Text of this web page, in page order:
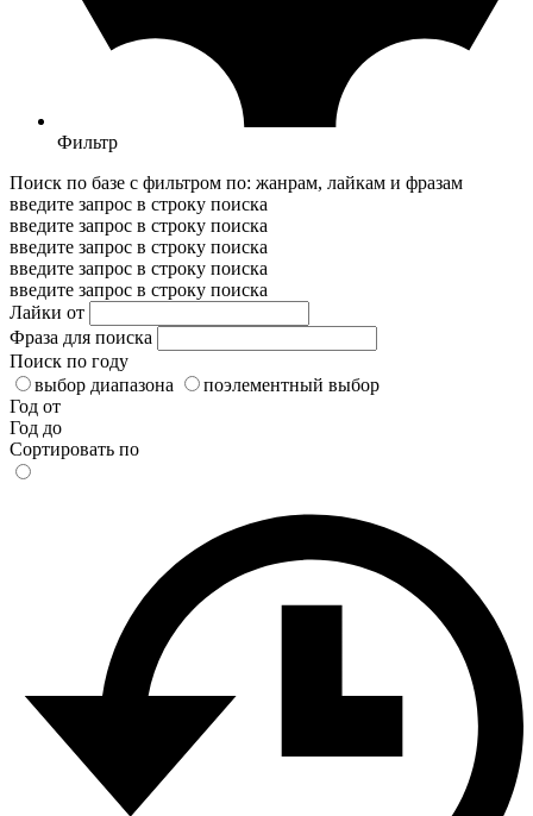
Фильтр
Поиск по базе с фильтром по: жанрам, лайкам и фразам
введите запрос в строку поиска
введите запрос в строку поиска
введите запрос в строку поиска
введите запрос в строку поиска
введите запрос в строку поиска
Лайки от
Фраза для поиска
Поиск по году
выбор диапазона
поэлементный выбор
Год от
Год до
Сортировать по